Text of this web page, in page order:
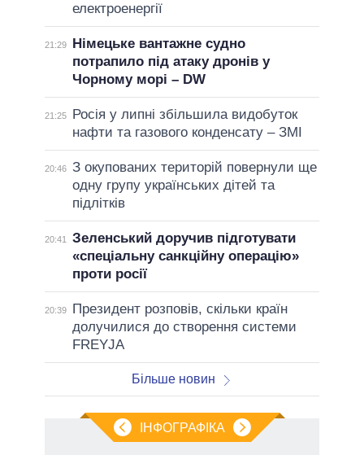
електроенергії
21:29
Німецьке вантажне судно
потрапило під атаку дронів у
Чорному морі – DW
21:25
Росія у липні збільшила видобуток
нафти та газового конденсату – ЗМІ
20:46 З окупованих територій повернули ще
одну групу українських дітей та
підлітків
20:41
Зеленський доручив підготувати
«спеціальну санкційну операцію»
проти росії
20:39
Президент розповів, скільки країн
долучилися до створення системи
FREYJA
Більше новин
ІНФОГРАФІКА